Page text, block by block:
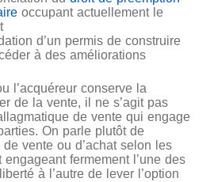
occupant actuellement le
d’un permis de construire
à des améliorations
l’acquéreur conserve la
de la vente, il ne s’agit pas
de vente qui engage
On parle plutôt de
vente ou d’achat selon les
fermement l’une des
à l’autre de lever l’option